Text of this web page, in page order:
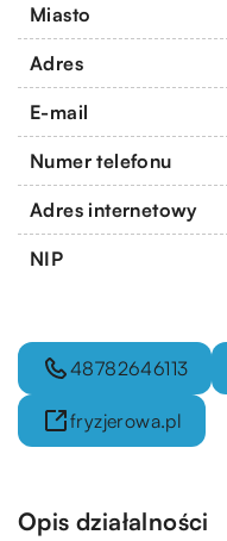
Miasto
Adres
E-mail
Numer telefonu
Adres internetowy
NIP
48782646113
fryzjerowa.pl
Opis działalności